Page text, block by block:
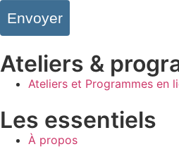
Envoyer
Ateliers &
Ateliers et Programmes en
Les essentiels
À propos